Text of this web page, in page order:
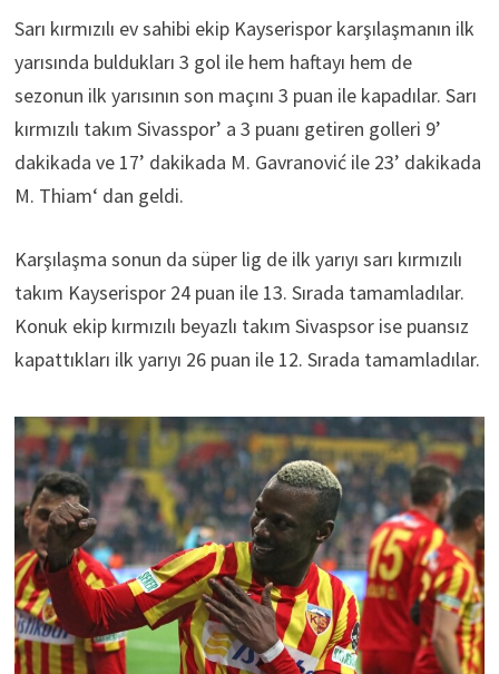
Sarı kırmızılı ev sahibi ekip Kayserispor karşılaşmanın ilk
yarısında buldukları 3 gol ile hem haftayı hem de
sezonun ilk yarısının son maçını 3 puan ile kapadılar. Sarı
kırmızılı takım Sivasspor’ a 3 puanı getiren golleri 9’
dakikada ve 17’ dakikada M. Gavranović ile 23’ dakikada
M. Thiam‘ dan geldi.
Karşılaşma sonun da süper lig de ilk yarıyı sarı kırmızılı
takım Kayserispor 24 puan ile 13. Sırada tamamladılar.
Konuk ekip kırmızılı beyazlı takım Sivaspsor ise puansız
kapattıkları ilk yarıyı 26 puan ile 12. Sırada tamamladılar.